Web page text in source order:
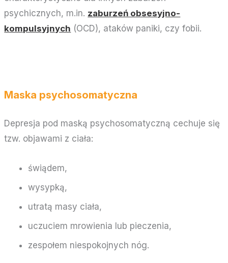
psychicznych, m.in. zaburzeń obsesyjno-
kompulsyjnych (OCD), ataków paniki, czy fobii.
Maska psychosomatyczna
Depresja pod maską psychosomatyczną cechuje się
tzw. objawami z ciała:
świądem,
wysypką,
utratą masy ciała,
uczuciem mrowienia lub pieczenia,
zespołem niespokojnych nóg.